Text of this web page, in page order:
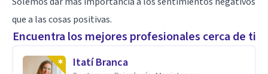
que a las cosas positivas.
Encuentra los mejores profesionales cerca de ti
Itatí Branca